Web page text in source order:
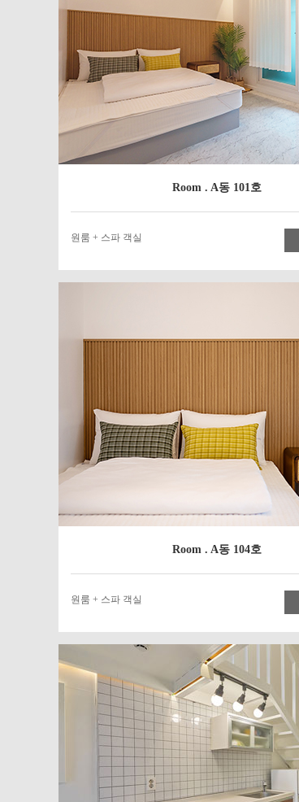
Room . A동 101호
원룸 + 스파 객실
Room . A동 104호
원룸 + 스파 객실